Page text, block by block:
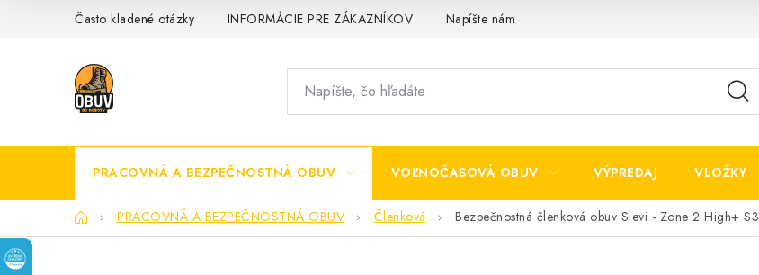
Často kladené otázky INFORMÁCIE PRE ZÁKAZNÍKOV Napíšte nám
PRACOVNÁ A BEZPEČNOSTNÁ OBUV VOĽNOČASOVÁ OBUV VÝPREDAJ VLOŽKY
DomovPRACOVNÁ A BEZPEČNOSTNÁ OBUV Členková Bezpečnostná členková obuv Sievi - Zone 2 High+ S3